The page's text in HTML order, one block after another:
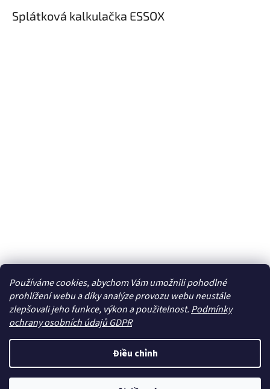
Používáme cookies, abychom Vám umožnili pohodlné
prohlížení webu a díky analýze provozu webu neustále
zlepšovali jeho funkce, výkon a použitelnost. Podmínky
ochrany osobních údajů GDPR
Điều chỉnh
Splátková kalkulačka ESSOX